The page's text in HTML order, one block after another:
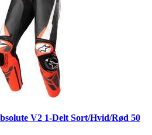
V2 1-Delt Sort/Hvid/Rød 50